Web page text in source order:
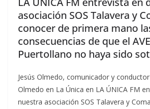
asociación SOS Talavera y
conocer de primera mano
consecuencias de que el
Puertollano no haya sido
Jesús Olmedo, comunicador y
Olmedo en La Única en LA ÚNICA FM
nuestra asociación SOS Talavera y